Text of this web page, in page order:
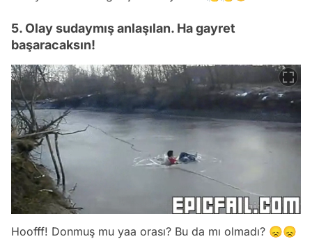
5. Olay sudaymış anlaşılan. Ha gayret
başaracaksın!
Hoofff! Donmuş mu yaa orası? Bu da mı olmadı? 😞😞